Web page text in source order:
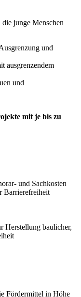
junge Menschen
und
ausgrenzendem
und
mit je bis zu
und Sachkosten
Barrierefreiheit
Herstellung baulicher,
Fördermittel in Höhe